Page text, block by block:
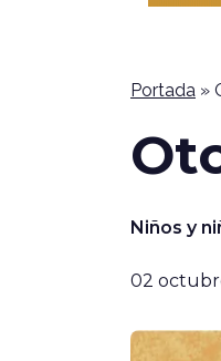
Portada »
Niños y
02